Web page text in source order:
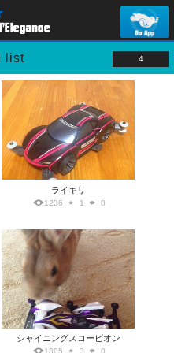
list 4
ライキリ
1236 1 0
シャイニングスコーピオン